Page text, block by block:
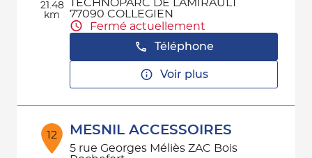
21.48
km
TECHNOPARC DE LAMIRAULT
77090 COLLEGIEN
Fermé actuellement
Téléphone
Voir plus
12 MESNIL ACCESSOIRES
5 rue Georges Méliès ZAC Bois